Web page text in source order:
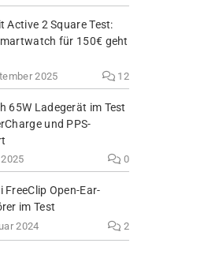
Active 2 Square Test:
für 150€ geht
2025 12
65W Ladegerät im Test
und PPS-
0
FreeClip Open-Ear-
im Test
2024 2